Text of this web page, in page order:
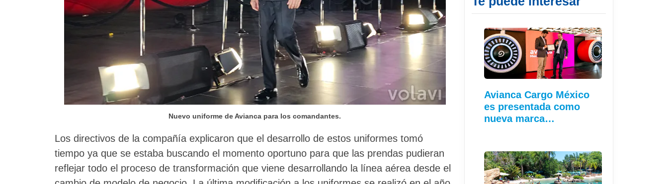
Nuevo uniforme de Avianca para los comandantes.
Los directivos de la compañía explicaron que el desarrollo de estos uniformes tomó
tiempo ya que se estaba buscando el momento oportuno para que las prendas pudieran
reflejar todo el proceso de transformación que viene desarrollando la línea aérea desde el
Avianca Cargo México
es presentada como
nueva marca…